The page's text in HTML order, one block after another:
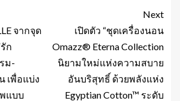
จากจุด
ก
ม-
เพื่อแบ่ง
แบบ
Next
เปิดตัว “ชุดเครื่องนอน
Omazz® Eterna Collection
นิยามใหม่แห่งความสบาย
อันบริสุทธิ์ ด้วยพลังแห่ง
Egyptian Cotton™ ระดับ